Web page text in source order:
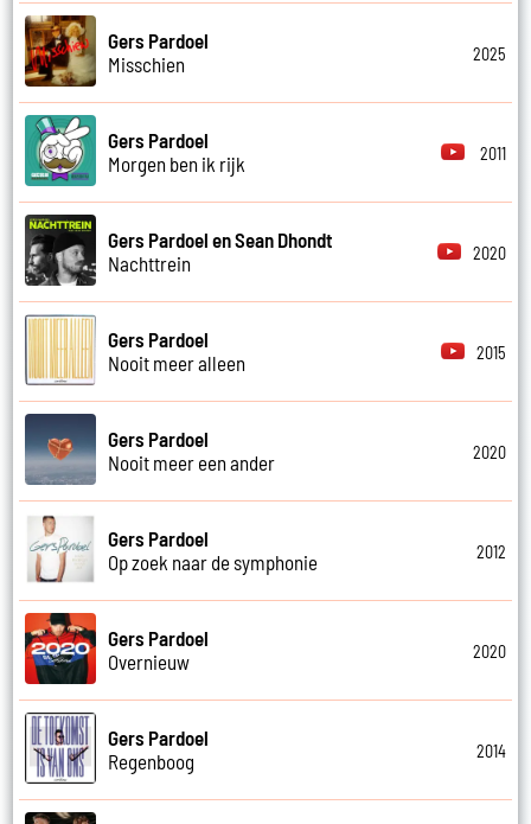
Gers Pardoel
Misschien
2025
Gers Pardoel
Morgen ben ik rijk
2011
Gers Pardoel en Sean Dhondt
Nachttrein
2020
Gers Pardoel
Nooit meer alleen
2015
Gers Pardoel
Nooit meer een ander
2020
Gers Pardoel
Op zoek naar de symphonie
2012
Gers Pardoel
Overnieuw
2020
Gers Pardoel
Regenboog
2014